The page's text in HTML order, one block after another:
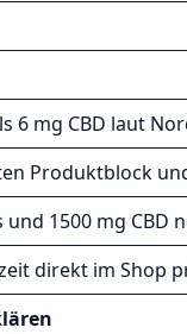
6 mg CBD laut
Produktblock
1500 mg CBD
direkt im Shop